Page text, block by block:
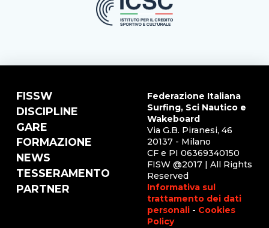
FISSW
DISCIPLINE
GARE
FORMAZIONE
NEWS
TESSERAMENTO
PARTNER
Federazione Italiana
Surfing, Sci Nautico e
Wakeboard
Via G.B. Piranesi, 46
20137 - Milano
CF e PI 06369340150
FISW @2017 | All Rights
Reserved
Informativa sul
trattamento dei dati
personali - Cookies
Policy